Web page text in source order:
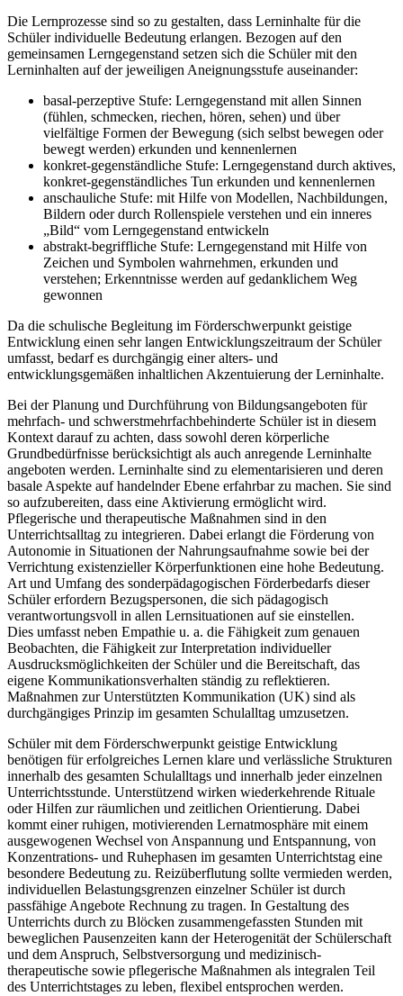
Die Lernprozesse sind so zu gestalten, dass Lerninhalte für die
Schüler individuelle Bedeutung erlangen. Bezogen auf den
gemeinsamen Lerngegenstand setzen sich die Schüler mit den
Lerninhalten auf der jeweiligen Aneignungsstufe auseinander:
basal-perzeptive Stufe: Lerngegenstand mit allen Sinnen
(fühlen, schmecken, riechen, hören, sehen) und über
vielfältige Formen der Bewegung (sich selbst bewegen oder
bewegt werden) erkunden und kennenlernen
konkret-gegenständliche Stufe: Lerngegenstand durch aktives,
konkret-gegenständliches Tun erkunden und kennenlernen
anschauliche Stufe: mit Hilfe von Modellen, Nachbildungen,
Bildern oder durch Rollenspiele verstehen und ein inneres
„Bild“ vom Lerngegenstand entwickeln
abstrakt-begriffliche Stufe: Lerngegenstand mit Hilfe von
Zeichen und Symbolen wahrnehmen, erkunden und
verstehen; Erkenntnisse werden auf gedanklichem Weg
gewonnen
Da die schulische Begleitung im Förderschwerpunkt geistige
Entwicklung einen sehr langen Entwicklungszeitraum der Schüler
umfasst, bedarf es durchgängig einer alters- und
entwicklungsgemäßen inhaltlichen Akzentuierung der Lerninhalte.
Bei der Planung und Durchführung von Bildungsangeboten für
mehrfach- und schwerstmehrfachbehinderte Schüler ist in diesem
Kontext darauf zu achten, dass sowohl deren körperliche
Grundbedürfnisse berücksichtigt als auch anregende Lerninhalte
angeboten werden. Lerninhalte sind zu elementarisieren und deren
basale Aspekte auf handelnder Ebene erfahrbar zu machen. Sie sind
so aufzubereiten, dass eine Aktivierung ermöglicht wird.
Pflegerische und therapeutische Maßnahmen sind in den
Unterrichtsalltag zu integrieren. Dabei erlangt die Förderung von
Autonomie in Situationen der Nahrungsaufnahme sowie bei der
Verrichtung existenzieller Körperfunktionen eine hohe Bedeutung.
Art und Umfang des sonderpädagogischen Förderbedarfs dieser
Schüler erfordern Bezugspersonen, die sich pädagogisch
verantwortungsvoll in allen Lernsituationen auf sie einstellen.
Dies umfasst neben Empathie u. a. die Fähigkeit zum genauen
Beobachten, die Fähigkeit zur Interpretation individueller
Ausdrucksmöglichkeiten der Schüler und die Bereitschaft, das
eigene Kommunikationsverhalten ständig zu reflektieren.
Maßnahmen zur Unterstützten Kommunikation (UK) sind als
durchgängiges Prinzip im gesamten Schulalltag umzusetzen.
Schüler mit dem Förderschwerpunkt geistige Entwicklung
benötigen für erfolgreiches Lernen klare und verlässliche Strukturen
innerhalb des gesamten Schulalltags und innerhalb jeder einzelnen
Unterrichtsstunde. Unterstützend wirken wiederkehrende Rituale
oder Hilfen zur räumlichen und zeitlichen Orientierung. Dabei
kommt einer ruhigen, motivierenden Lernatmosphäre mit einem
ausgewogenen Wechsel von Anspannung und Entspannung, von
Konzentrations- und Ruhephasen im gesamten Unterrichtstag eine
besondere Bedeutung zu. Reizüberflutung sollte vermieden werden,
individuellen Belastungsgrenzen einzelner Schüler ist durch
passfähige Angebote Rechnung zu tragen. In Gestaltung des
Unterrichts durch zu Blöcken zusammengefassten Stunden mit
beweglichen Pausenzeiten kann der Heterogenität der Schülerschaft
und dem Anspruch, Selbstversorgung und medizinisch-
therapeutische sowie pflegerische Maßnahmen als integralen Teil
des Unterrichtstages zu leben, flexibel entsprochen werden.